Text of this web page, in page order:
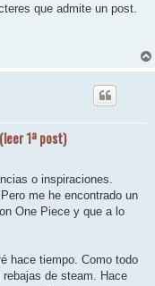
que admite un post.
1ª post)
o inspiraciones.
me he encontrado un
One Piece y que a lo
hace tiempo. Como todo
de steam. Hace